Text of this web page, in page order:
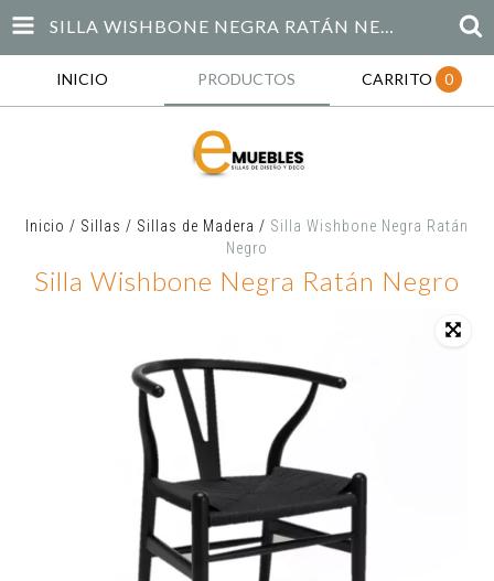
SILLA WISHBONE NEGRA RATÁN NEGRO
INICIO PRODUCTOS CARRITO 0
Inicio / Sillas / Sillas de Madera / Silla Wishbone Negra Ratán
Negro
Silla Wishbone Negra Ratán Negro